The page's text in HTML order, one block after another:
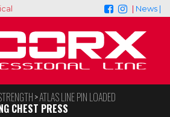
| News |
ATLAS LINE PIN LOADED
CHEST PRESS